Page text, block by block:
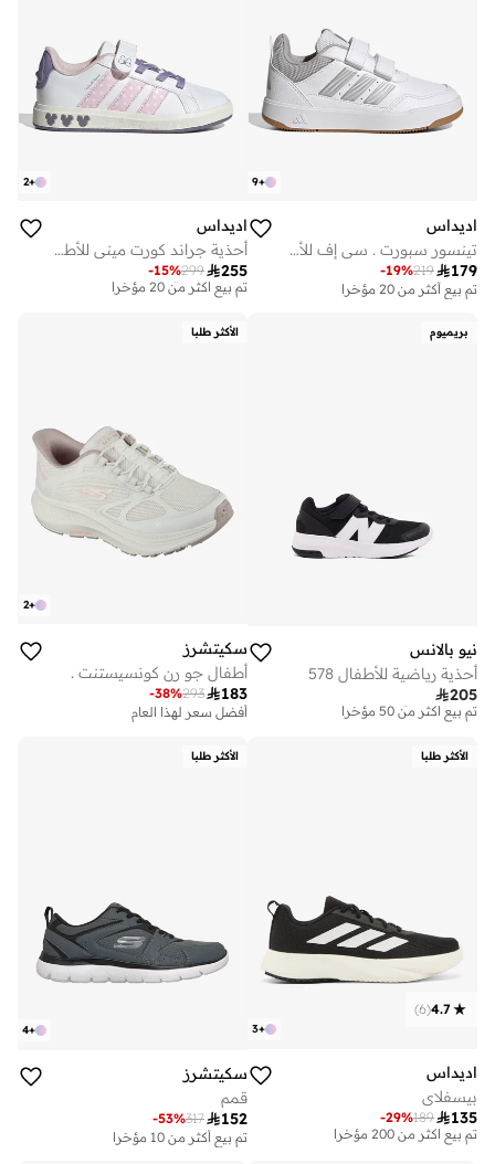
+
9
اديداس
تينسور سبورت . سي إف للأطفال
179
219
-19%
تم بيع أكثر من 20 مؤخرا
+
2
اديداس
أحذية جراند كورت ميني للأطفال
255
299
-15%
توصيل مجاني
تم بيع أكثر من 20 مؤخرا
تم بيع أكثر من 20 مؤخرا
بريميوم
نيو بالانس
أحذية رياضية للأطفال 578
205
توصيل مجاني
تم بيع أكثر من 50 مؤخرا
تم بيع أكثر من 50 مؤخرا
الأكثر طلبا
+
2
سكيتشرز
أطفال جو رن كونسيستنت .
183
293
-38%
أفضل سعر لهذا العام
الأكثر طلبا
+
3
4.7
(
6
)
اديداس
بيسفلاي
135
189
-29%
على وشك النفاد
تم بيع أكثر من 200 مؤخرا
الأكثر طلبا
+
4
سكيتشرز
قمم
152
317
-53%
تم بيع أكثر من 10 مؤخرا